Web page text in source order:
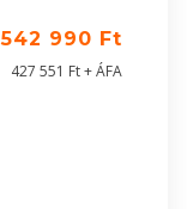
542 990 Ft
427 551 Ft + ÁFA